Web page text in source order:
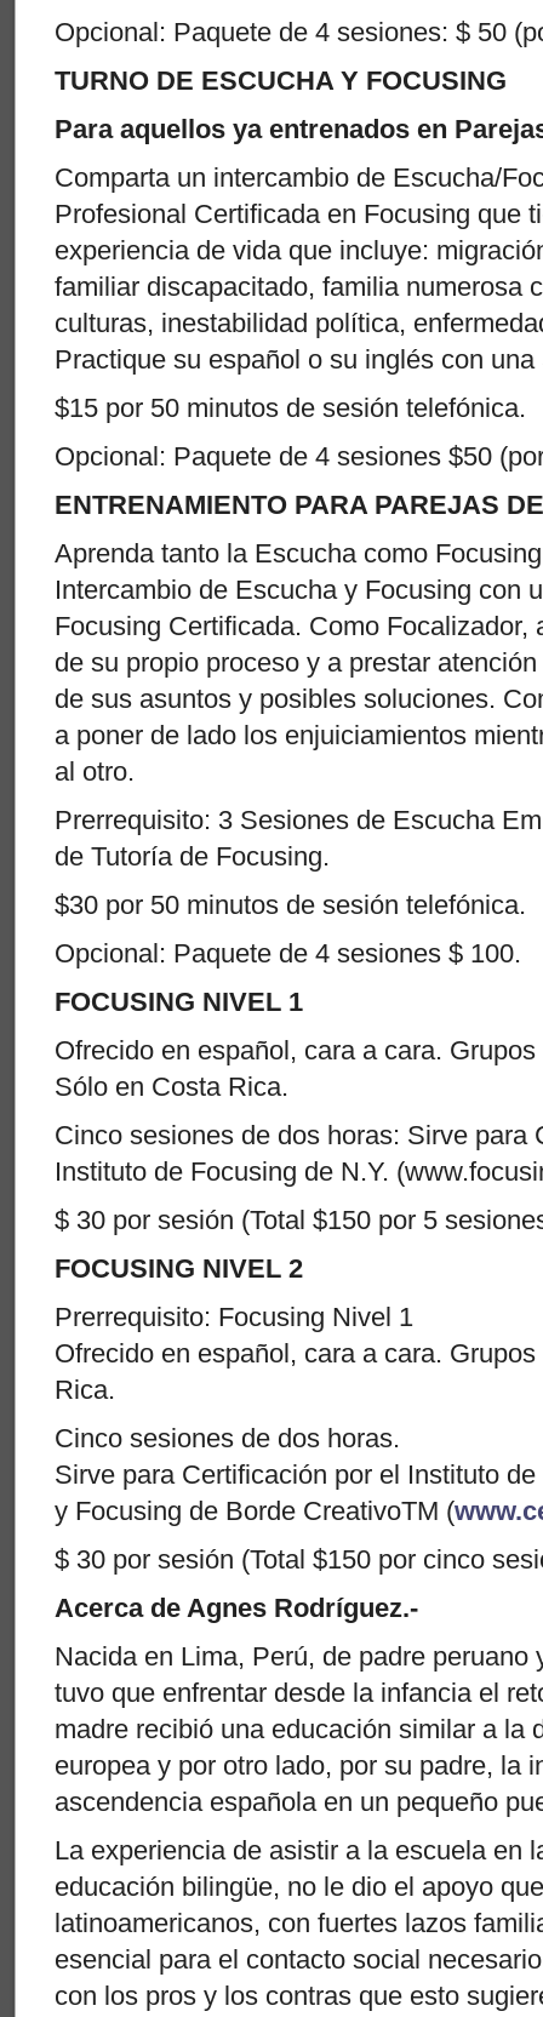
Opcional: Paquete de 4 sesiones: $ 50
TURNO DE ESCUCHA Y FOCUSING
Para aquellos ya entrenados en
Comparta un intercambio de Escucha/
Profesional Certificada en Focusing que
experiencia de vida que incluye:
familiar discapacitado, familia numerosa
culturas, inestabilidad política,
Practique su español o su inglés con
$15 por 50 minutos de sesión telefónica.
Opcional: Paquete de 4 sesiones $50
ENTRENAMIENTO PARA PAREJAS
Aprenda tanto la Escucha como
Intercambio de Escucha y Focusing con
Focusing Certificada. Como Focalizador,
de su propio proceso y a prestar atención
de sus asuntos y posibles soluciones.
a poner de lado los enjuiciamientos
al otro.
Prerrequisito: 3 Sesiones de Escucha
de Tutoría de Focusing.
$30 por 50 minutos de sesión telefónica.
Opcional: Paquete de 4 sesiones $ 100.
FOCUSING NIVEL 1
Ofrecido en español, cara a cara.
Sólo en Costa Rica.
Cinco sesiones de dos horas: Sirve para
Instituto de Focusing de N.Y.
$ 30 por sesión (Total $150 por 5
FOCUSING NIVEL 2
Prerrequisito: Focusing Nivel 1
Ofrecido en español, cara a cara.
Rica.
Cinco sesiones de dos horas.
Sirve para Certificación por el Instituto
y Focusing de Borde CreativoTM (
$ 30 por sesión (Total $150 por cinco
Acerca de Agnes Rodríguez.-
Nacida en Lima, Perú, de padre peruano
tuvo que enfrentar desde la infancia el
madre recibió una educación similar a la
europea y por otro lado, por su padre, la
ascendencia española en un pequeño
La experiencia de asistir a la escuela en
educación bilingüe, no le dio el apoyo
latinoamericanos, con fuertes lazos
esencial para el contacto social
con los pros y los contras que esto